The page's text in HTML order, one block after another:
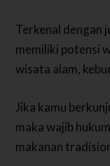
Terkenal dengan
memiliki potensi
wisata alam,
Jika kamu
maka wajib
makanan